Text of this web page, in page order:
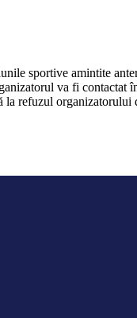
sportive amintite
va fi contactat
la refuzul